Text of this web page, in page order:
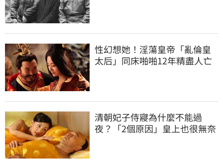
性幻想她！淫蕩皇帝「亂倫皇
太后」同床啪啪12年精盡人亡
清朝妃子侍寢為什麼不能過
夜？「2個原因」皇上也很無奈